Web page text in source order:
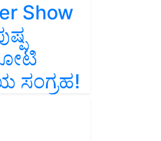
Show
ಸಂಗ್ರಹ!